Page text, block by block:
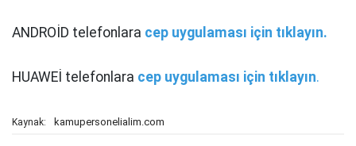
ANDROİD telefonlara cep uygulaması için tıklayın.
HUAWEİ telefonlara cep uygulaması için tıklayın.
Kaynak: kamupersonelialim.com